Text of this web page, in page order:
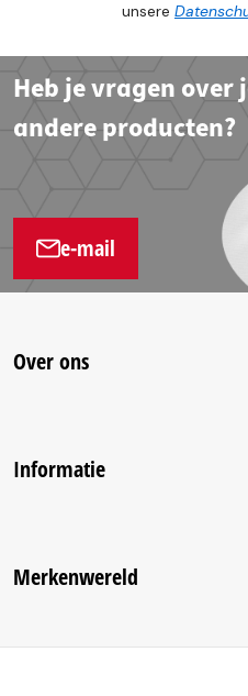
unsere
Heb je vragen over
andere producten?
e-mail
Over ons
Informatie
Merkenwereld